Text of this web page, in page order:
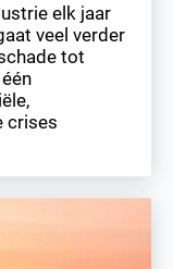
elk jaar
veel verder
tot
crises